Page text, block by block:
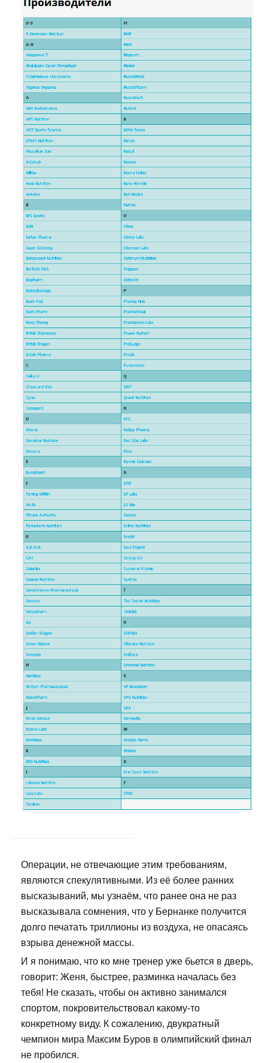
Операции, не отвечающие этим требованиям,
являются спекулятивными. Из её более ранних
высказываний, мы узнаём, что ранее она не раз
высказывала сомнения, что у Бернанке получится
долго печатать триллионы из воздуха, не опасаясь
взрыва денежной массы.
И я понимаю, что ко мне тренер уже бьется в дверь,
говорит: Женя, быстрее, разминка началась без
тебя! Не сказать, чтобы он активно занимался
спортом, покровительствовал какому-то
конкретному виду. К сожалению, двукратный
чемпион мира Максим Буров в олимпийский финал
не пробился.